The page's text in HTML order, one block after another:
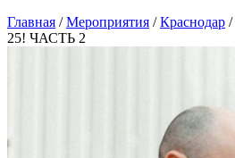
Главная /Мероприятия /Краснодар /
25! ЧАСТЬ 2